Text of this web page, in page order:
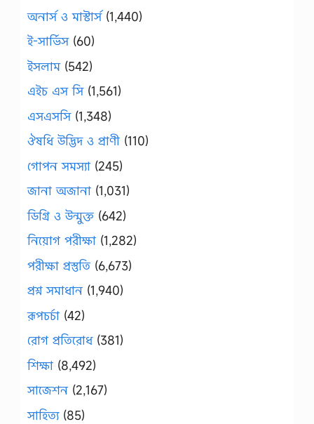
অনার্স ও মাস্টার্স(1,440)
ই-সার্ভিস(60)
ইসলাম(542)
এইচ এস সি(1,561)
এসএসসি(1,348)
ঔষধি উদ্ভিদ ও প্রাণী (110)
গোপন সমস্যা (245)
জানা অজানা (1,031)
ডিগ্রি ও উন্মুক্ত (642)
নিয়োগ পরীক্ষা (1,282)
পরীক্ষা প্রস্তুতি (6,673)
প্রশ্ন সমাধান (1,940)
রূপচর্চা (42)
রোগ প্রতিরোধ(381)
শিক্ষা (8,492)
সাজেশন (2,167)
সাহিত্য(85)